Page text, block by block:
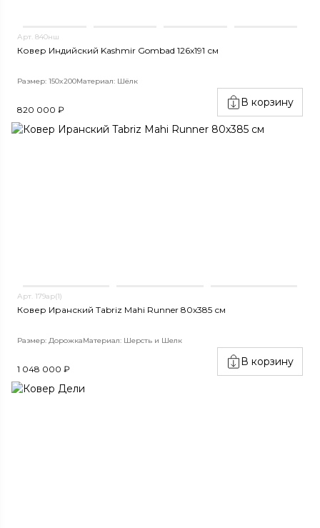
Арт. 840нш
Ковер Индийский Kashmir Gombad 126x191 см
Размер: 150x200Материал: Шёлк
820 000 ₽
В корзину
Арт. 179ар(1)
Ковер Иранский Tabriz Mahi Runner 80x385 см
Размер: ДорожкаМатериал: Шерсть и Шелк
1 048 000 ₽
В корзину